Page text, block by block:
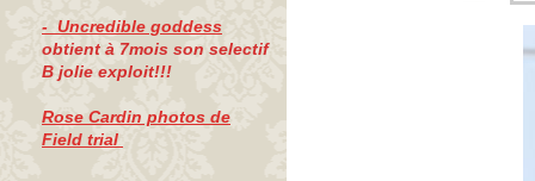
- Uncredible goddess
obtient à 7mois son selectif
B jolie exploit!!!
Rose Cardin photos de
Field trial